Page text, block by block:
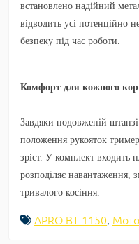
встановлено надійний
відводить усі потенційно
безпеку під час роботи.
Комфорт для кожного
Завдяки подовженій
положення рукояток тример
зріст. У комплект входить
розподіляє навантаження,
тривалого косіння.
APRO ВТ 1150,